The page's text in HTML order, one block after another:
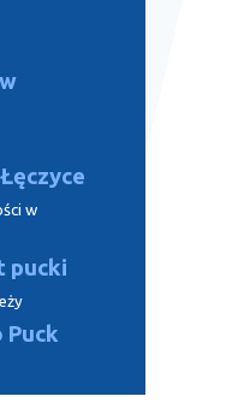
w
pucki
Puck